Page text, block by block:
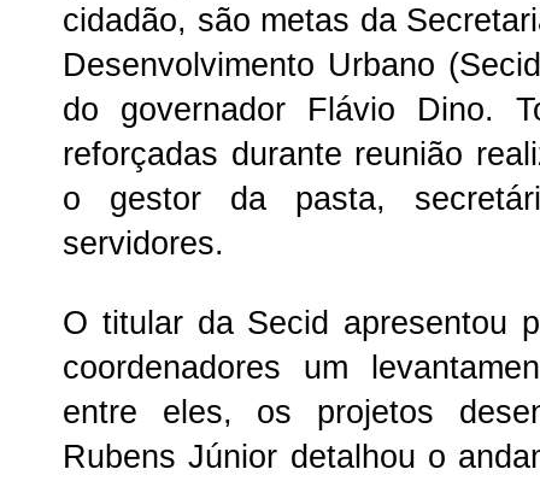
cidadão, são metas da
Desenvolvimento Urbano
do governador Flávio Dino.
reforçadas durante reunião
o gestor da pasta,
servidores.
O titular da Secid apresentou
coordenadores um
entre eles, os projetos
Rubens Júnior detalhou o